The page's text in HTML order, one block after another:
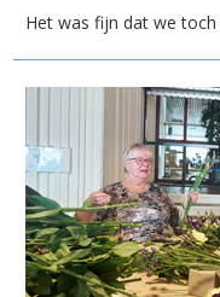
Het was fijn dat we